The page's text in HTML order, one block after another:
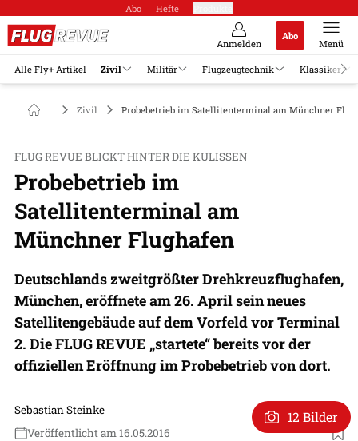
Abo Hefte
Anmelden
Abo
Menü
Alle Fly+ Artikel Zivil Militär Flugzeugtechnik Klassiker
Zivil Probebetrieb im Satellitenterminal am Münchner
FLUG REVUE BLICKT HINTER DIE KULISSEN
Probebetrieb im
Satellitenterminal am
Münchner Flughafen
Deutschlands zweitgrößter Drehkreuzflughafen,
München, eröffnete am 26. April sein neues
Satellitengebäude auf dem Vorfeld vor Terminal
2. Die FLUG REVUE „startete“ bereits vor der
offiziellen Eröffnung im Probebetrieb von dort.
Sebastian Steinke
Veröffentlicht am 16.05.2016
12 Bilder